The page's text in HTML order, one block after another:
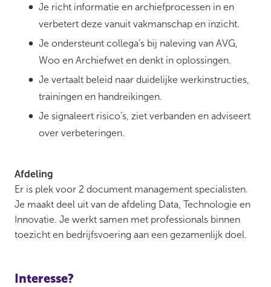
Je richt informatie en archiefprocessen in en
verbetert deze vanuit vakmanschap en inzicht.
Je ondersteunt collega’s bij naleving van AVG,
Woo en Archiefwet en denkt in oplossingen.
Je vertaalt beleid naar duidelijke werkinstructies,
trainingen en handreikingen.
Je signaleert risico’s, ziet verbanden en adviseert
over verbeteringen.
Afdeling
Er is plek voor 2 document management specialisten.
Je maakt deel uit van de afdeling Data, Technologie en
Innovatie. Je werkt samen met professionals binnen
toezicht en bedrijfsvoering aan een gezamenlijk doel.
Interesse?